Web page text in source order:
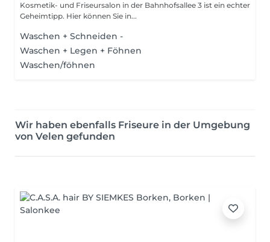
Kosmetik- und Friseursalon in der Bahnhofsallee 3 ist ein echter
Geheimtipp. Hier können Sie in...
Waschen + Schneiden -
Waschen + Legen + Föhnen
Waschen/föhnen
Wir haben ebenfalls Friseure in der Umgebung
von Velen gefunden